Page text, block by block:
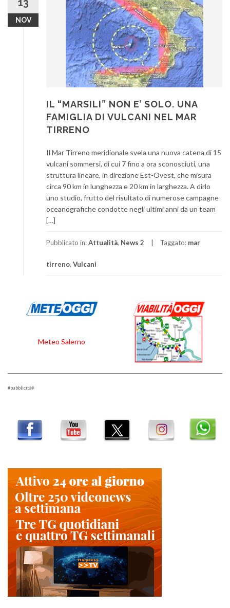
NOV
IL “MARSILI” NON E’ SOLO. UNA
FAMIGLIA DI VULCANI NEL MAR
TIRRENO
Il Mar Tirreno meridionale svela una nuova catena di 15
vulcani sommersi, di cui 7 fino a ora sconosciuti, una
struttura lineare, in direzione Est-Ovest, che misura
circa 90 km in lunghezza e 20 km in larghezza. A dirlo
uno studio, frutto del risultato di numerose campagne
oceanografiche condotte negli ultimi anni da un team
[…]
Pubblicato in:Attualità, News 2 Taggato: mar
tirreno, Vulcani
Meteo Salerno
#pubblicità#